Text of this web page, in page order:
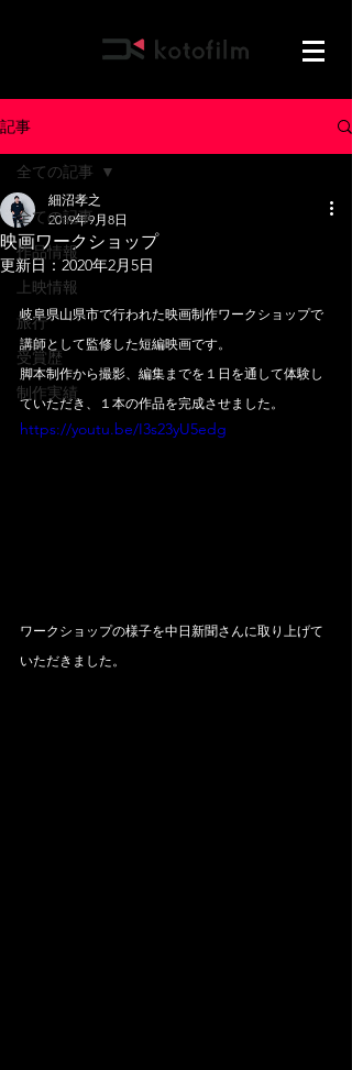
記事
全ての記事
作品情報
上映情報
旅行
受賞歴
制作実績
全ての記事
映画ワークショップ
細沼孝之
2019年9月8日
更新日：2020年2月5日
岐阜県山県市で行われた映画制作ワークショップで
講師として監修した短編映画です。
脚本制作から撮影、編集までを１日を通して体験し
ていただき、１本の作品を完成させました。
https://youtu.be/I3s23yU5edg
ワークショップの様子を中日新聞さんに取り上げて
いただきました。